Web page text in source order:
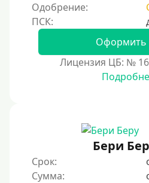
Одобрение:
Оформить
Лицензия ЦБ: №
Бери
Срок:
Сумма: